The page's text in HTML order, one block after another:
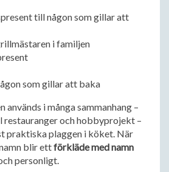
till någon som gillar att
i familjen
som gillar att baka
i många sammanhang –
restauranger och hobbyprojekt –
praktiska plaggen i köket. När
blir ettförkläde med namn
personligt.